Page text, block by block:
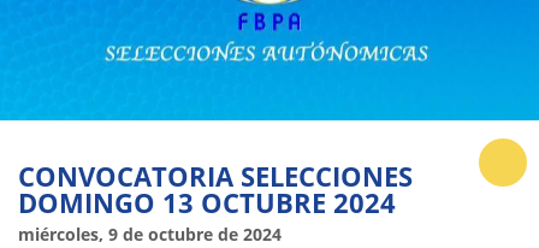
CONVOCATORIA SELECCIONES
DOMINGO 13 OCTUBRE 2024
miércoles, 9 de octubre de 2024